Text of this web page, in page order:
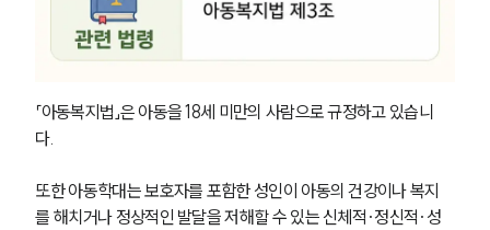
「아동복지법」은 아동을 18세 미만의 사람으로 규정하고 있습니
다.
또한 아동학대는 보호자를 포함한 성인이 아동의 건강이나 복지
를 해치거나 정상적인 발달을 저해할 수 있는 신체적·정신적·성